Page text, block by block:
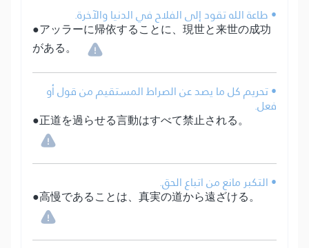
• طاعة الله تقود إلى الفلاح في الدنيا والآخرة.
●アッラーに帰依することに、現世と来世の成功
がある。
• تحريم كل ما يصد عن الصراط المستقيم من قول أو
فعل.
●正道を過らせる言動はすべて禁止される。
• التكبر مانع من اتباع الحق.
●高慢であることは、真実の道から遠ざける。